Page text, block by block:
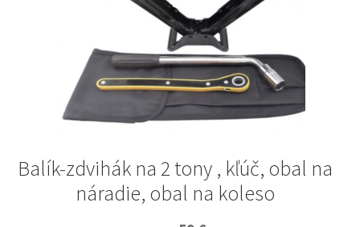
Balík-zdvihák na 2 tony , kľúč, obal na
náradie, obal na koleso